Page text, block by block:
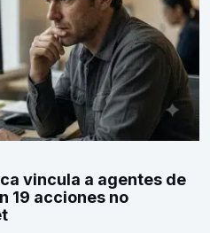
vincula a agentes de
19 acciones no